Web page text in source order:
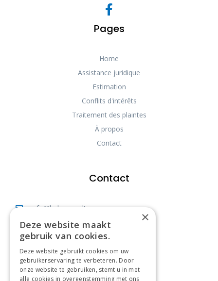
Pages
Home
Assistance juridique
Estimation
Conflits d'intérêts
Traitement des plaintes
À propos
Contact
Contact
info@bek-consulting.eu
Vianestraat 40, 1742 Ternat
Bureau: +32 477 83 41 86
Expert: +32 470 10 23 99
BE0568869861
×
Deze website maakt
gebruik van cookies.
Deze website gebruikt cookies om uw
gebruikerservaring te verbeteren. Door
onze website te gebruiken, stemt u in met
alle cookies in overeenstemming met ons